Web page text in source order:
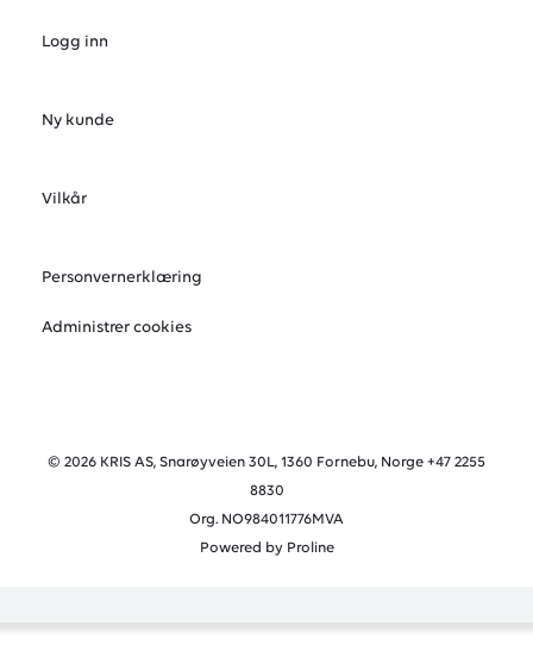
Logg inn
Ny kunde
Vilkår
Personvernerklæring
Administrer cookies
© 2026 KRIS AS, Snarøyveien 30L, 1360 Fornebu, Norge +47 2255
8830
Org. NO984011776MVA
Powered by Proline